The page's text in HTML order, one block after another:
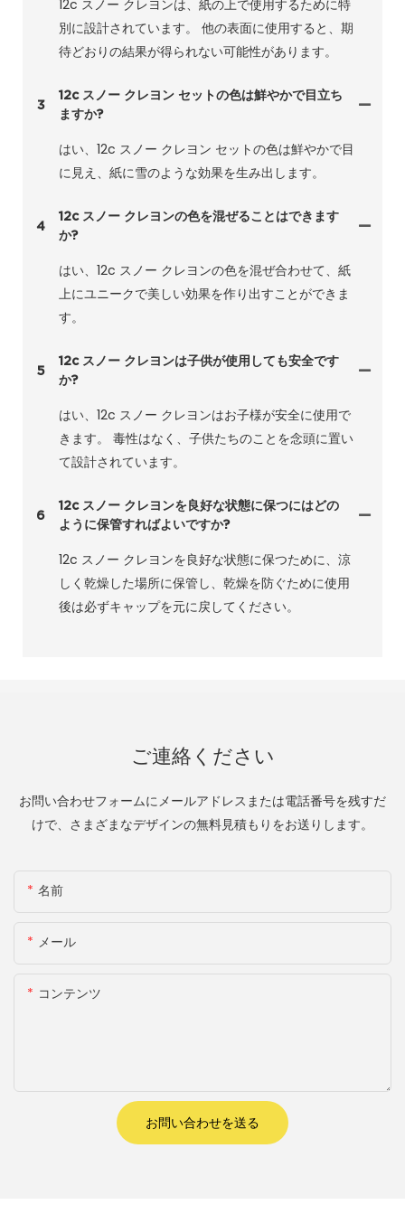
12c スノー クレヨンは、紙の上で使用するために特
別に設計されています。 他の表面に使用すると、期
待どおりの結果が得られない可能性があります。
3
12c スノー クレヨン セットの色は鮮やかで目立ち
ますか?
はい、12c スノー クレヨン セットの色は鮮やかで目
に見え、紙に雪のような効果を生み出します。
4
12c スノー クレヨンの色を混ぜることはできます
か?
はい、12c スノー クレヨンの色を混ぜ合わせて、紙
上にユニークで美しい効果を作り出すことができま
す。
5
12c スノー クレヨンは子供が使用しても安全です
か?
はい、12c スノー クレヨンはお子様が安全に使用で
きます。 毒性はなく、子供たちのことを念頭に置い
て設計されています。
6
12c スノー クレヨンを良好な状態に保つにはどの
ように保管すればよいですか?
12c スノー クレヨンを良好な状態に保つために、涼
しく乾燥した場所に保管し、乾燥を防ぐために使用
後は必ずキャップを元に戻してください。
ご連絡ください
お問い合わせフォームにメールアドレスまたは電話番号を残すだ
けで、さまざまなデザインの無料見積もりをお送りします。
名前
メール
コンテンツ
お問い合わせを送る